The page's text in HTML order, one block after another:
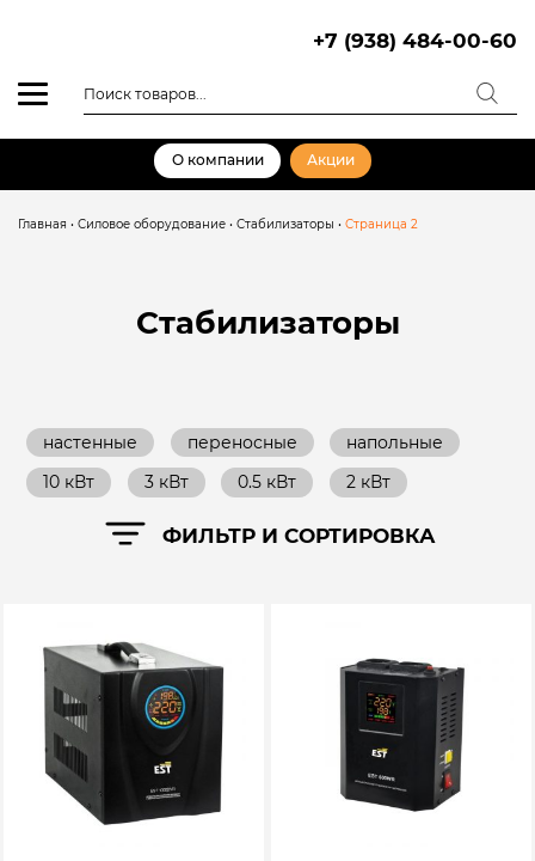
+7 (938) 484-00-60
товаров
О компании Акции
Главная • Силовое оборудование • Стабилизаторы • Страница 2
Стабилизаторы
настенные переносные напольные
10 кВт 3 кВт 0.5 кВт 2 кВт
ФИЛЬТР И СОРТИРОВКА